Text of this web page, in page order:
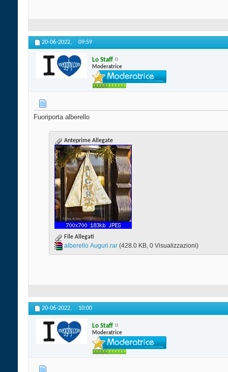
20-06-2022, 09:59
Lo Staff
Moderatrice
Fuoriporta alberello
Anteprime Allegate
File Allegati
alberello Auguri.rar‎ (428.0 KB, 0 Visualizzazioni)
20-06-2022, 10:00
Lo Staff
Moderatrice